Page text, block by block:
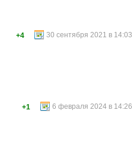
30 сентября 2021 в 14:03
+4
6 февраля 2024 в 14:26
+1